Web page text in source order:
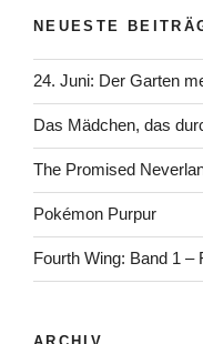
NEUESTE
24. Juni: Der Garten
Das Mädchen, das
The Promised
Pokémon Purpur
Fourth Wing: Band 1 –